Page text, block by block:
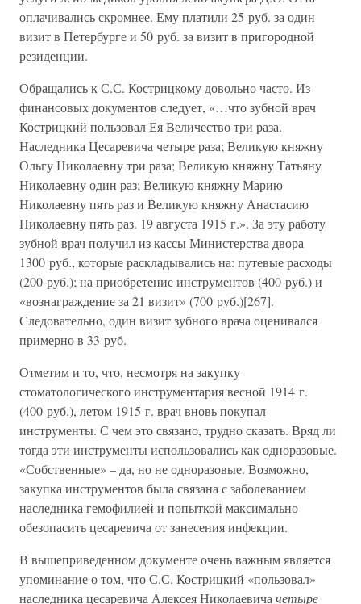
оплачивались скромнее. Ему платили 25 руб. за один
визит в Петербурге и 50 руб. за визит в пригородной
резиденции.
Обращались к С.С. Кострицкому довольно часто. Из
финансовых документов следует, «…что зубной врач
Кострицкий пользовал Ея Величество три раза.
Наследника Цесаревича четыре раза; Великую княжну
Ольгу Николаевну три раза; Великую княжну Татьяну
Николаевну один раз; Великую княжну Марию
Николаевну пять раз и Великую княжну Анастасию
Николаевну пять раз. 19 августа 1915 г.». За эту работу
зубной врач получил из кассы Министерства двора
1300 руб., которые раскладывались на: путевые расходы
(200 руб.); на приобретение инструментов (400 руб.) и
«вознаграждение за 21 визит» (700 руб.)[267].
Следовательно, один визит зубного врача оценивался
примерно в 33 руб.
Отметим и то, что, несмотря на закупку
стоматологического инструментария весной 1914 г.
(400 руб.), летом 1915 г. врач вновь покупал
инструменты. С чем это связано, трудно сказать. Вряд ли
тогда эти инструменты использовались как одноразовые.
«Собственные» – да, но не одноразовые. Возможно,
закупка инструментов была связана с заболеванием
наследника гемофилией и попыткой максимально
обезопасить цесаревича от занесения инфекции.
В вышеприведенном документе очень важным является
упоминание о том, что С.С. Кострицкий «пользовал»
наследника цесаревича Алексея Николаевича четыре